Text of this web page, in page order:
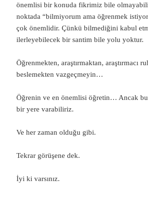
önemlisi bir konuda fikrimiz bile
noktada “bilmiyorum ama öğrenmek
çok önemlidir. Çünkü bilmediğini kabul
ilerleyebilecek bir santim bile yolu yoktur.
Öğrenmekten, araştırmaktan, araştırmacı
beslemekten vazgeçmeyin…
Öğrenin ve en önemlisi öğretin… Ancak
bir yere varabiliriz.
Ve her zaman olduğu gibi.
Tekrar görüşene dek.
İyi ki varsınız.